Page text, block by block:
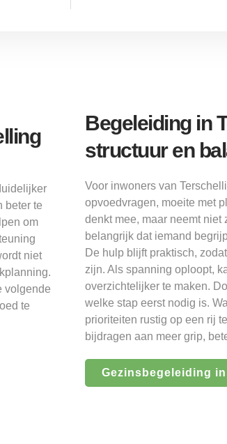
beter te
om
niet
volgende
te
Begeleiding in
structuur en
Voor inwoners van
opvoedvragen, moeite met
denkt mee, maar neemt
belangrijk dat iemand
De hulp blijft praktisch,
zijn. Als spanning oploopt,
overzichtelijker te maken.
welke stap eerst nodig is.
prioriteiten rustig op een rij
bijdragen aan meer grip,
Gezinsbegeleiding